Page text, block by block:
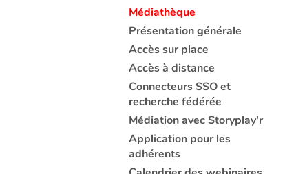
Médiathèque
Présentation générale
Accès sur place
Accès à distance
Connecteurs SSO et
recherche fédérée
Médiation avec Storyplay'r
Application pour les
adhérents